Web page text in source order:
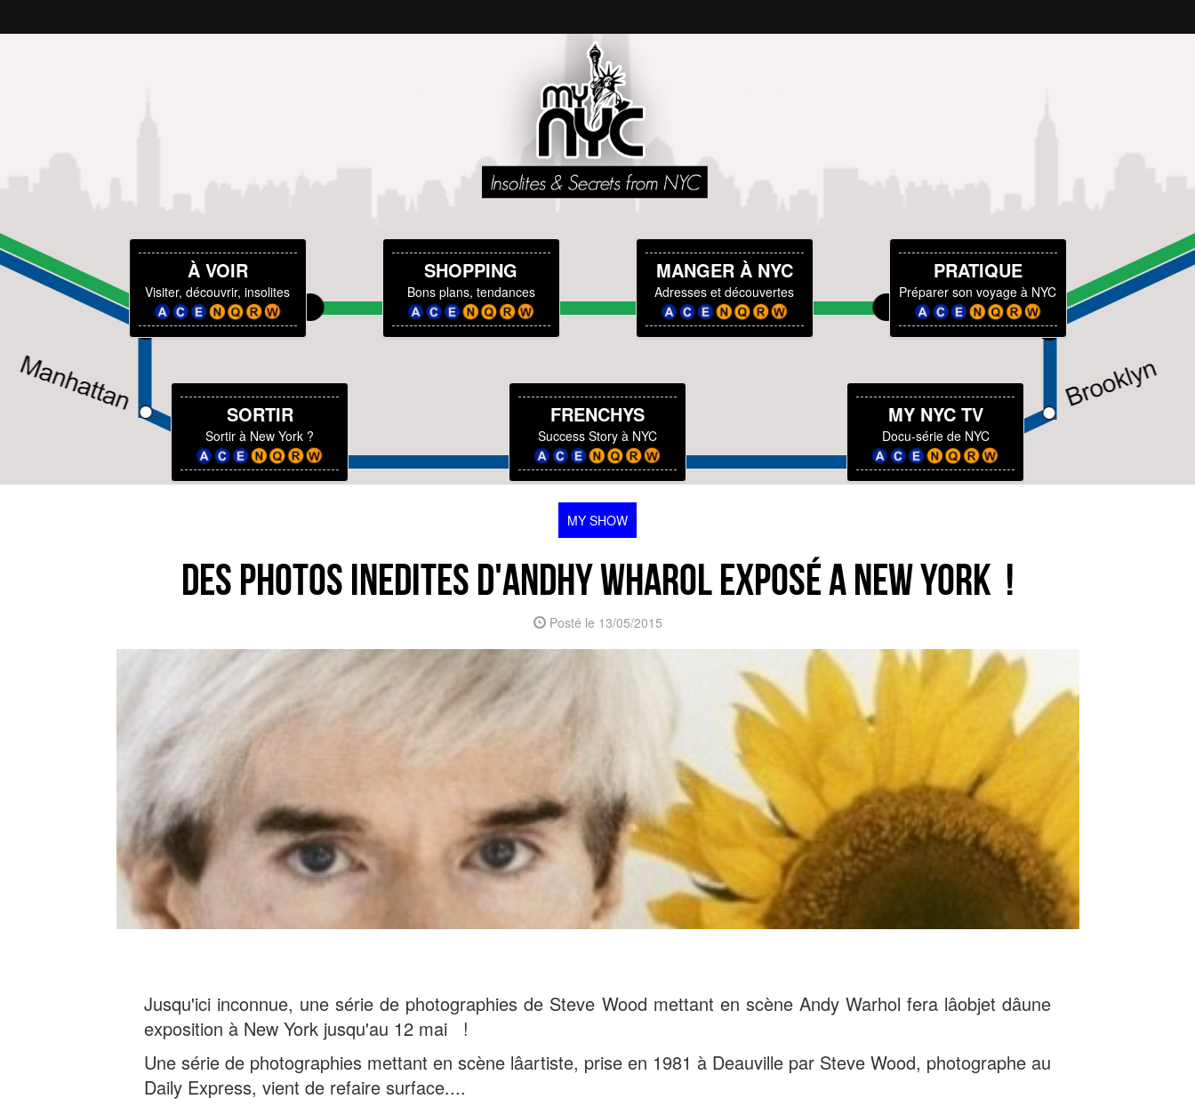
À VOIR
Visiter, découvrir, insolites
SHOPPING
Bons plans, tendances
MANGER À NYC
Adresses et découvertes
PRATIQUE
Préparer son voyage à NYC
SORTIR
Sortir à New York ?
FRENCHYS
Success Story à NYC
MY NYC TV
Docu-série de NYC
MY SHOW
DES PHOTOS INEDITES D'ANDHY WHAROL EXPOSÉ A NEW YORK !
Posté le 13/05/2015
Jusqu'ici inconnue, une série de photographies de Steve Wood mettant en scène Andy Warhol fera lâobjet dâune
exposition à New York jusqu'au 12 mai !
Une série de photographies mettant en scène lâartiste, prise en 1981 à Deauville par Steve Wood, photographe au
Daily Express, vient de refaire surface....